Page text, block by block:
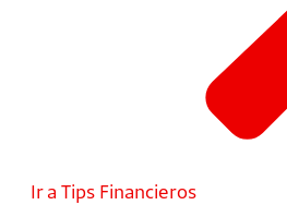
Ir a Tips Financieros